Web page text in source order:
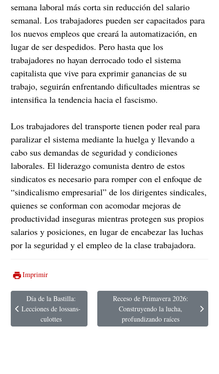
semana laboral más corta sin reducción del salario
semanal. Los trabajadores pueden ser capacitados para
los nuevos empleos que creará la automatización, en
lugar de ser despedidos. Pero hasta que los
trabajadores no hayan derrocado todo el sistema
capitalista que vive para exprimir ganancias de su
trabajo, seguirán enfrentando dificultades mientras se
intensifica la tendencia hacia el fascismo.
Los trabajadores del transporte tienen poder real para
paralizar el sistema mediante la huelga y llevando a
cabo sus demandas de seguridad y condiciones
laborales. El liderazgo comunista dentro de estos
sindicatos es necesario para romper con el enfoque de
“sindicalismo empresarial” de los dirigentes sindicales,
quienes se conforman con acomodar mejoras de
productividad inseguras mientras protegen sus propios
salarios y posiciones, en lugar de encabezar las luchas
por la seguridad y el empleo de la clase trabajadora.
Imprimir
Artículo anterior: Día de la Bastilla: Lecciones de lossans-culottes
Día de la Bastilla:
Lecciones de lossans-
culottes
Artículo siguiente: Receso de Primavera
Receso de Primavera 2026:
Construyendo la lucha,
profundizando raíces